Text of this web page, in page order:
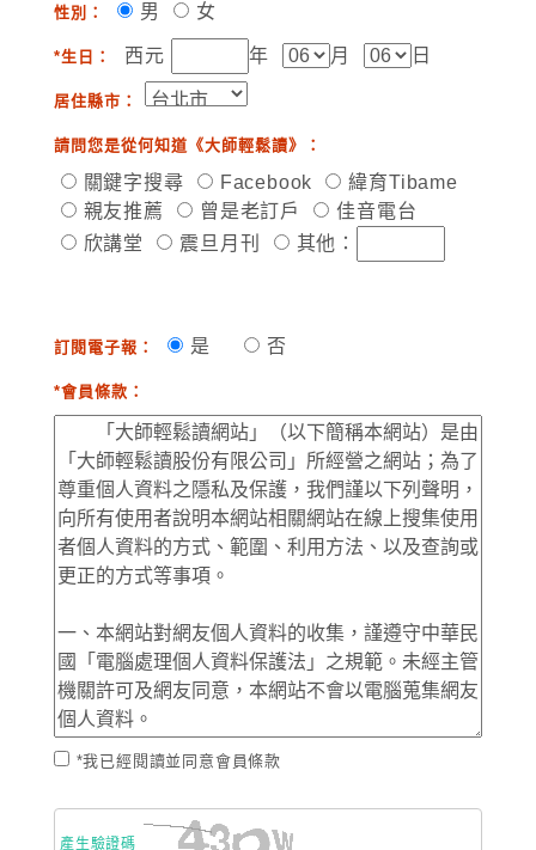
性別： 男 女
*生日： 西元 年 月 日
居住縣市：
請問您是從何知道《大師輕鬆讀》：
關鍵字搜尋 Facebook
緯育Tibame
親友推薦
曾是老訂戶
佳音電台
欣講堂
震旦月刊 其他：
訂閱電子報： 是 否
*會員條款：
*我已經閱讀並同意會員條款
產生驗證碼